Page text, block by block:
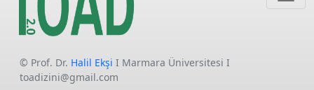
© Prof. Dr. Halil Ekşi I Marmara Üniversitesi I
toadizini@gmail.com